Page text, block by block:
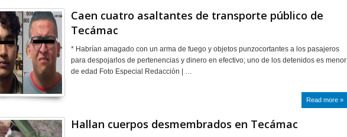
Caen cuatro asaltantes de transporte público de
Tecámac
* Habrían amagado con un arma de fuego y objetos punzocortantes a los pasajeros
para despojarlos de pertenencias y dinero en efectivo; uno de los detenidos es menor
de edad Foto Especial Redacción | …
Read more »
Hallan cuerpos desmembrados en Tecámac